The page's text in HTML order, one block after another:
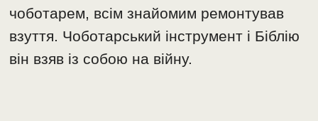
чоботарем, всім знайомим ремонтував
взуття. Чоботарський інструмент і Біблію
він взяв із собою на війну.